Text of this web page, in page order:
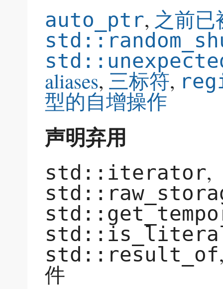
auto_ptr, 之前已
aliases, 三标符,
型的自增操作
声明弃用
std::iterator,
std::result_of
件